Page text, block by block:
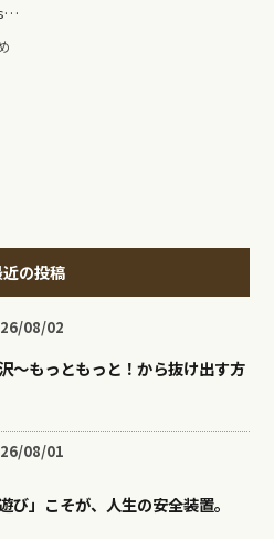
の投稿
08/02
〜もっともっと！から抜け出す方
08/01
遊び」こそが、人生の安全装置。